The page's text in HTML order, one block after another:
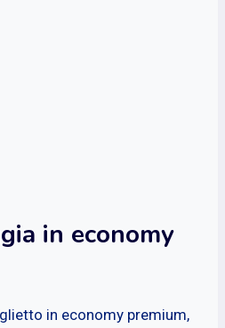
in economy
in economy premium,